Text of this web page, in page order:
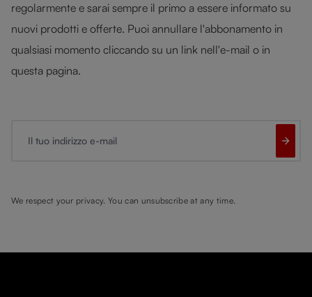
regolarmente e sarai sempre il primo a essere informato su
nuovi prodotti e offerte. Puoi annullare l'abbonamento in
qualsiasi momento cliccando su un link nell'e-mail o in
questa pagina.
We respect your privacy. You can unsubscribe at any time.